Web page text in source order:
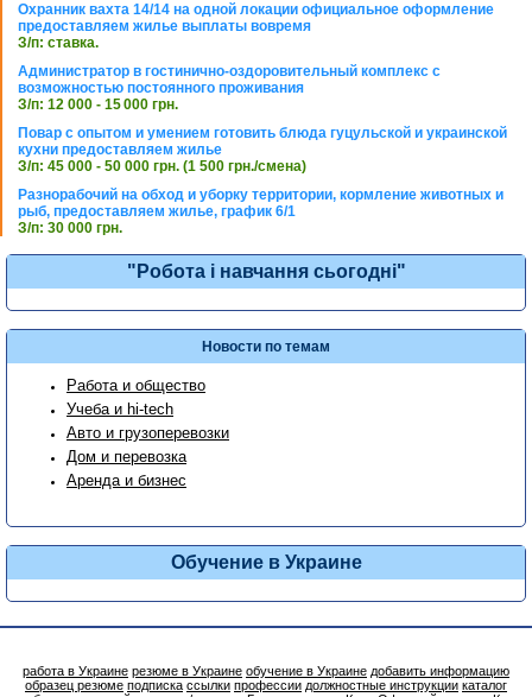
Охранник вахта 14/14 на одной локации официальное оформление
предоставляем жилье выплаты вовремя
З/п: ставка.
Администратор в гостинично-оздоровительный комплекс с
возможностью постоянного проживания
З/п: 12 000 - 15 000 грн.
Повар с опытом и умением готовить блюда гуцульской и украинской
кухни предоставляем жилье
З/п: 45 000 - 50 000 грн. (1 500 грн./смена)
Разнорабочий на обход и уборку территории, кормление животных и
рыб, предоставляем жилье, график 6/1
З/п: 30 000 грн.
"Робота і навчання сьогодні"
Новости по темам
Работа и общество
Учеба и hi-tech
Авто и грузоперевозки
Дом и перевозка
Аренда и бизнес
Обучение в Украине
работа в Украине резюме в Украине обучение в Украине добавить информацию
образец резюме подписка ссылки профессии должностные инструкции каталог